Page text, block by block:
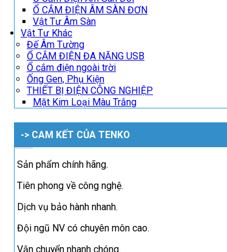
Ổ CẮM ĐIỆN ÂM SÀN ĐƠN
Vật Tư Âm Sàn
Vật Tư Khác
Đế Âm Tường
Ổ CẮM ĐIỆN ĐA NĂNG USB
Ổ cắm điện ngoài trời
Ống Gen, Phụ Kiện
THIẾT BỊ ĐIỆN CÔNG NGHIỆP
Mặt Kim Loại Màu Trắng
-> CAM KẾT CỦA TENKO
Sản phẩm chính hãng.
Tiên phong về công nghệ.
Dịch vụ bảo hành nhanh.
Đội ngũ NV có chuyên môn cao.
Vận chuyển nhanh chóng.